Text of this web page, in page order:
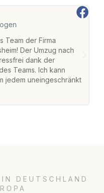
Team der Firma
Der Umzug nach
dank der
Teams. Ich kann
jedem uneingeschränkt
DEUTSCHLAND